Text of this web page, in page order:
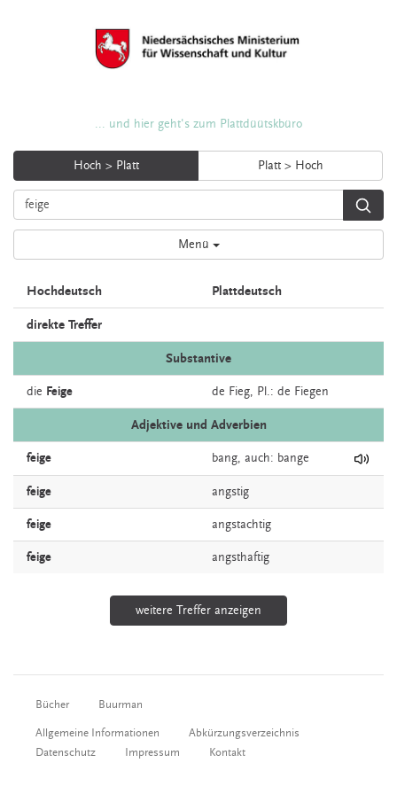
... und hier geht's zum Plattdüütskbüro
Hoch > Platt Platt > Hoch
Menü
Hochdeutsch Plattdeutsch
direkte Treffer
Substantive
die Feige de Fieg, Pl.: de Fiegen
Adjektive und Adverbien
feige bang, auch: bange
feige angstig
feige angstachtig
feige angsthaftig
weitere Treffer anzeigen
Bücher Buurman
Allgemeine Informationen
Abkürzungsverzeichnis
Datenschutz
Impressum Kontakt